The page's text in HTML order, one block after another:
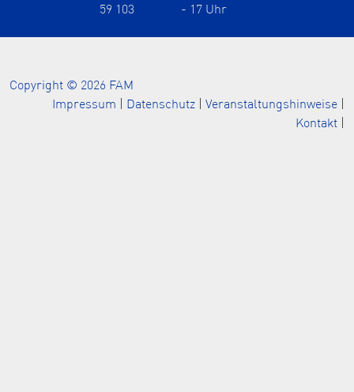
59 103
- 17 Uhr
Copyright © 2026 FAM
Impressum
Datenschutz Veranstaltungshinweise
Kontakt